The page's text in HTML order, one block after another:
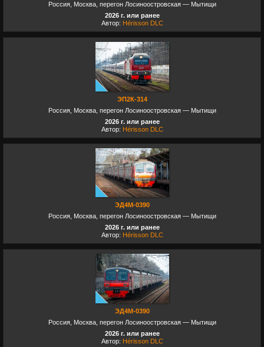
Россия, Москва, перегон Лосиноостровская — Мытищи
2026 г. или ранее
Автор: Hérisson DLC
ЭП2К-314
Россия, Москва, перегон Лосиноостровская — Мытищи
2026 г. или ранее
Автор: Hérisson DLC
ЭД4М-0390
Россия, Москва, перегон Лосиноостровская — Мытищи
2026 г. или ранее
Автор: Hérisson DLC
ЭД4М-0390
Россия, Москва, перегон Лосиноостровская — Мытищи
2026 г. или ранее
Автор: Hérisson DLC